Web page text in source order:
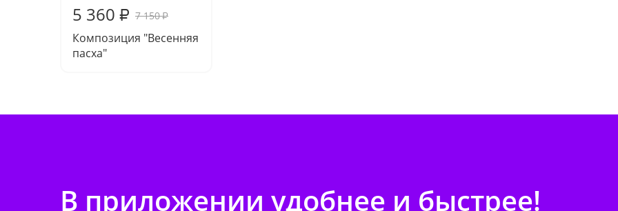
5 360 ₽ 7 150₽
Композиция "Весенняя
пасха"
В приложении удобнее и быстрее!